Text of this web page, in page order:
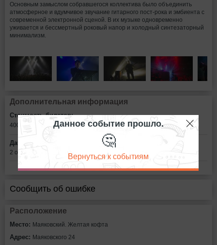
Основным замыслом собравшегося коллектива было объединить
атмосферное и вдумчивое звучание гитарного пост-рока и эмбиента с
современной электронной сценой. В их музыке одновременно
уживается и бессмертный роковый напор и холодный синтезаторный
минимализм.
Дополнительная информация
Стоимость билетов:
400 - 650 рублей
Дата:
2 октября в 20:00
Сообщить об ошибке
Расположение
Место: Маяковский. Желтая кофта
Адрес: Маяковского 24
Данное событие прошло.
🤔
Вернуться к событиям